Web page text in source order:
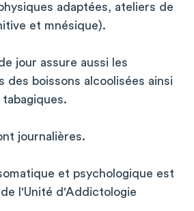
adaptées, ateliers de
et mnésique).
jour assure aussi les
des boissons alcoolisées ainsi
journalières.
et psychologique est
l'Unité d'Addictologie